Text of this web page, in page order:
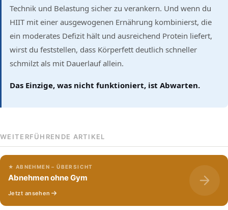
Technik und Belastung sicher zu verankern. Und wenn du
HIIT mit einer ausgewogenen Ernährung kombinierst, die
ein moderates Defizit hält und ausreichend Protein liefert,
wirst du feststellen, dass Körperfett deutlich schneller
schmilzt als mit Dauerlauf allein.
Das Einzige, was nicht funktioniert, ist Abwarten.
WEITERFÜHRENDE ARTIKEL
★ ABNEHMEN – ÜBERSICHT
Abnehmen ohne Gym
Jetzt ansehen